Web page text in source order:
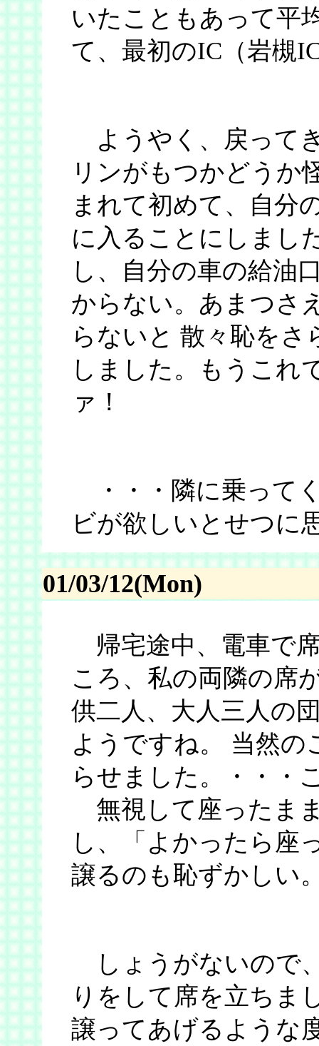
いたこともあって平
て、最初のIC（岩槻
ようやく、戻って
リンがもつかどうか
まれて初めて、自分
に入ることにしまし
し、自分の車の給油
からない。あまつさ
らないと 散々恥を
しました。もうこれ
ァ！
・・・隣に乗って
ビが欲しいとせつに
01/03/12(Mon)
帰宅途中、電車で
ころ、私の両隣の席
供二人、大人三人の
ようですね。 当然の
らせました。・・・
無視して座ったま
し、「よかったら座
譲るのも恥ずかしい
しょうがないので
りをして席を立ちま
譲ってあげるような